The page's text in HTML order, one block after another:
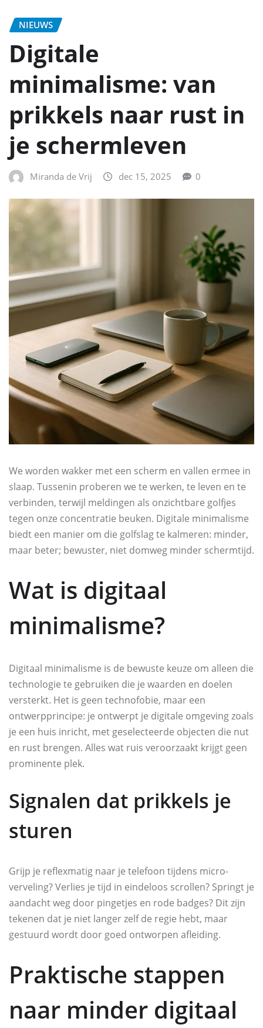
NIEUWS
Digitale
minimalisme: van
prikkels naar rust in
je schermleven
Miranda de Vrij dec 15, 2025 0
We worden wakker met een scherm en vallen ermee in
slaap. Tussenin proberen we te werken, te leven en te
verbinden, terwijl meldingen als onzichtbare golfjes
tegen onze concentratie beuken. Digitale minimalisme
biedt een manier om die golfslag te kalmeren: minder,
maar beter; bewuster, niet domweg minder schermtijd.
Wat is digitaal
minimalisme?
Digitaal minimalisme is de bewuste keuze om alleen die
technologie te gebruiken die je waarden en doelen
versterkt. Het is geen technofobie, maar een
ontwerpprincipe: je ontwerpt je digitale omgeving zoals
je een huis inricht, met geselecteerde objecten die nut
en rust brengen. Alles wat ruis veroorzaakt krijgt geen
prominente plek.
Signalen dat prikkels je
sturen
Grijp je reflexmatig naar je telefoon tijdens micro-
verveling? Verlies je tijd in eindeloos scrollen? Springt je
aandacht weg door pingetjes en rode badges? Dit zijn
tekenen dat je niet langer zelf de regie hebt, maar
gestuurd wordt door goed ontworpen afleiding.
Praktische stappen
naar minder digitaal